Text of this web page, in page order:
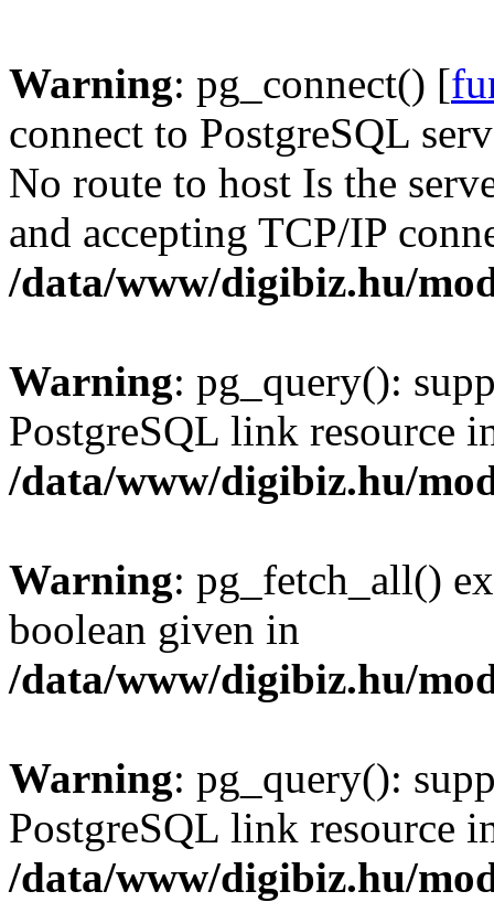
Warning: pg_connect() [
connect to PostgreSQL
No route to host Is the
and accepting TCP/IP
/data/www/digibiz.hu/
Warning: pg_query():
PostgreSQL link resource
/data/www/digibiz.hu/
Warning: pg_fetch_all()
boolean given in
/data/www/digibiz.hu/
Warning: pg_query():
PostgreSQL link resource
/data/www/digibiz.hu/